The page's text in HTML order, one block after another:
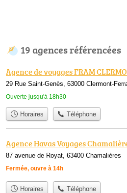
19 agences référencées
Agence de voyages FRAM
29 Rue Saint-Genès, 63000 Clermont-
Ouverte jusqu'à 18h30
Horaires Téléphone
Agence Havas Voyages
87 avenue de Royat, 63400 Chamalières
Fermée, ouvre à 14h
Horaires Téléphone